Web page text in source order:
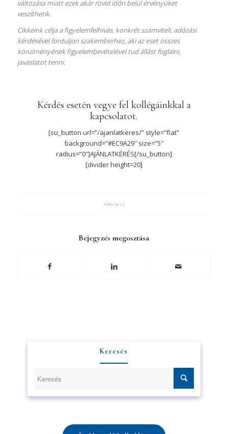
változása miatt ezek akár rövid időn belül érvényüket
veszíthetik.
Cikkeink célja a figyelemfelhívás, konkrét számviteli, adózási
kérdésével forduljon szakemberhez, aki az eset összes
körülményének figyelembevételével tud állást foglalni,
javaslatot tenni.
Kérdés esetén vegye fel kollégáinkkal a
kapcsolatot.
[su_button url=”/ajanlatkeres/” style=”flat”
background=”#EC9A29″ size=”5″
radius=”0″]AJÁNLATKÉRÉS[/su_button]
[divider height=20]
2019.04.23.
Bejegyzés megosztása
Keresés